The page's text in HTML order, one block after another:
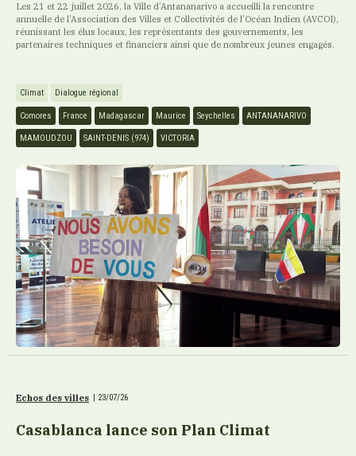
Les 21 et 22 juillet 2026, la Ville d’Antananarivo a accueilli la rencontre
annuelle de l’Association des Villes et Collectivités de l’Océan Indien (AVCOI),
réunissant les élus locaux, les représentants des gouvernements, les
partenaires techniques et financiers ainsi que de nombreux jeunes engagés.
Climat Dialogue régional
Comores France Madagascar Maurice Seychelles ANTANANARIVO
MAMOUDZOU SAINT-DENIS (974) VICTORIA
Echos des villes 23/07/26
Casablanca lance son Plan Climat